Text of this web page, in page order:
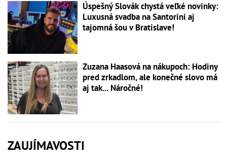
Úspešný Slovák chystá veľké novinky:
Luxusná svadba na Santorini aj
tajomná šou v Bratislave!
Zuzana Haasová na nákupoch: Hodiny
pred zrkadlom, ale konečné slovo má
aj tak... Náročné!
ZAUJÍMAVOSTI